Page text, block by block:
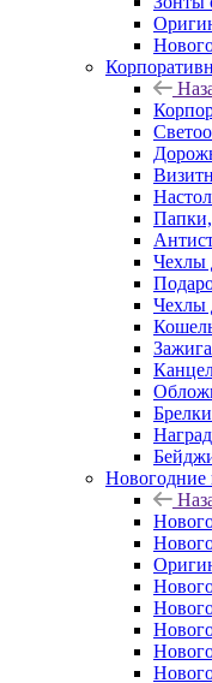
Чехлы
Чехлы
Новогодние